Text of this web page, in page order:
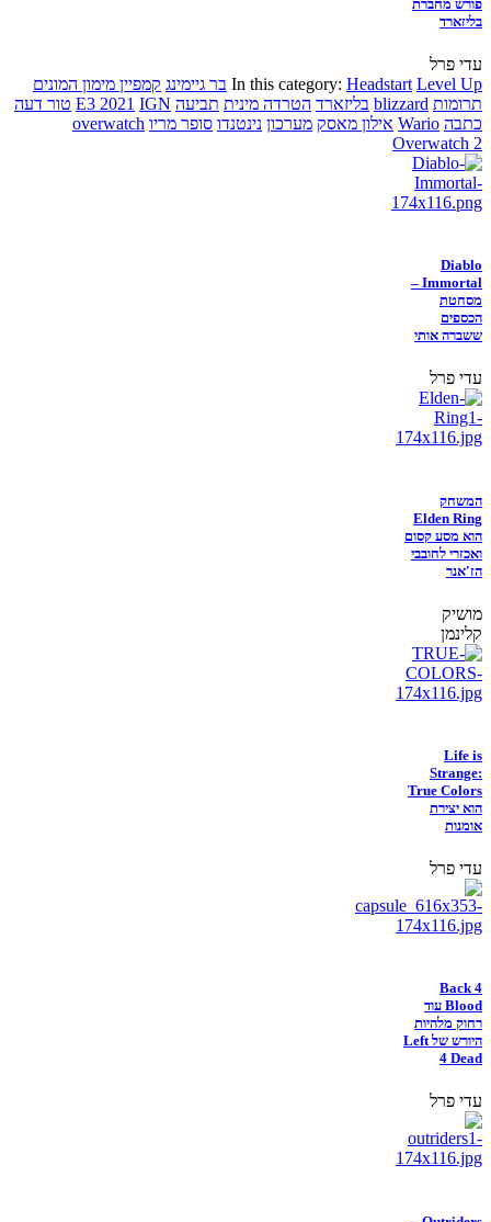
פורש מחברת
בליזארד
עדי פרל
In this category: Headstart Level Up בר גיימינג קמפיין מימון המונים
תרומות blizzard בליזארד הטרדה מינית תביעה E3 2021 IGN
טור דעה
כתבה Wario אילון מאסק מערכון נינטנדו סופר מריו overwatch
Overwatch 2
Diablo
Immortal –
מסחטת
הכספים
ששברה אותי
עדי פרל
המשחק
Elden Ring
הוא מסע קסום
ואכזרי לחובבי
הז'אנר
מושיק
קלינמן
Life is
Strange:
True Colors
הוא יצירת
אומנות
עדי פרל
Back 4
Blood עוד
רחוק מלהיות
היורש של Left
4 Dead
עדי פרל